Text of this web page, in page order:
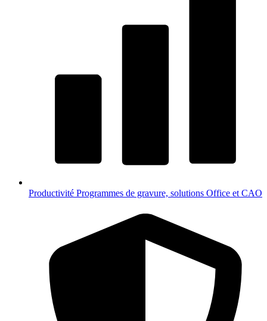
Productivité Programmes de gravure, solutions Office et CAO